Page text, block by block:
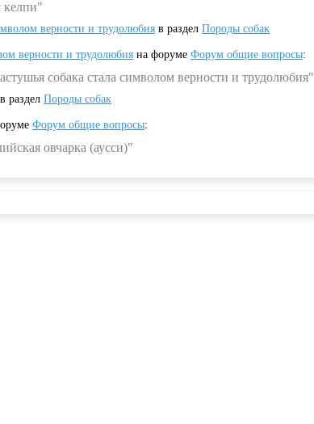
келпи"
верности и трудолюбия в раздел Породы собак
верности и трудолюбия на форуме Форум общие вопросы:
собака стала символом верности и трудолюбия"
в раздел Породы собак
Форум общие вопросы:
овчарка (аусси)"